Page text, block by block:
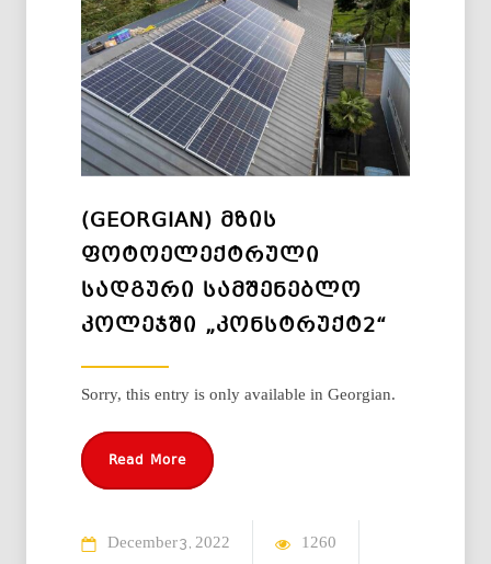
(GEORGIAN) ᲛᲖᲘᲡ
ᲤᲝᲢᲝᲔᲚᲔᲥᲢᲠᲣᲚᲘ
ᲡᲐᲓᲒᲣᲠᲘ ᲡᲐᲛᲨᲔᲜᲔᲑᲚᲝ
ᲙᲝᲚᲔᲯᲨᲘ „ᲙᲝᲜᲡᲢᲠᲣᲥᲢ2“
Sorry, this entry is only available in Georgian.
Read More
December3 2022 1260